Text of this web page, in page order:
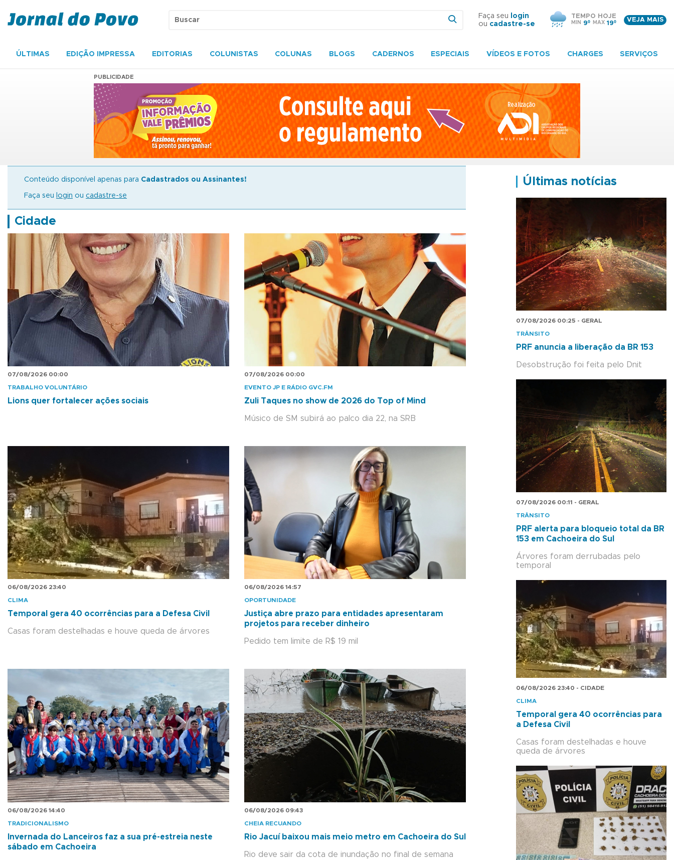
Faça seu
login
ou cadastre-se
TEMPO HOJE
MIN 9º MAX 19º
VEJA MAIS
ÚLTIMAS EDIÇÃO IMPRESSA EDITORIAS COLUNISTAS COLUNAS BLOGS CADERNOS ESPECIAIS VÍDEOS E FOTOS CHARGES SERVIÇOS
PUBLICIDADE
Conteúdo disponível apenas para Cadastrados ou Assinantes!
Faça seu login ou cadastre-se
Cidade
07/08/2026 00:00
TRABALHO VOLUNTÁRIO
Lions quer fortalecer ações sociais
07/08/2026 00:00
EVENTO JP E RÁDIO GVC.FM
Zuli Taques no show de 2026 do Top of Mind
Músico de SM subirá ao palco dia 22, na SRB
06/08/2026 23:40
CLIMA
Temporal gera 40 ocorrências para a Defesa Civil
Casas foram destelhadas e houve queda de árvores
06/08/2026 14:57
OPORTUNIDADE
Justiça abre prazo para entidades apresentaram
projetos para receber dinheiro
Pedido tem limite de R$ 19 mil
06/08/2026 14:40
TRADICIONALISMO
Invernada do Lanceiros faz a sua pré-estreia neste
sábado em Cachoeira
06/08/2026 09:43
CHEIA RECUANDO
Rio Jacuí baixou mais meio metro em Cachoeira do Sul
Rio deve sair da cota de inundação no final de semana
Últimas notícias
07/08/2026 00:25 - GERAL
TRÂNSITO
PRF anuncia a liberação da BR 153
Desobstrução foi feita pelo Dnit
07/08/2026 00:11 - GERAL
TRÂNSITO
PRF alerta para bloqueio total da BR
153 em Cachoeira do Sul
Árvores foram derrubadas pelo
temporal
06/08/2026 23:40 - CIDADE
CLIMA
Temporal gera 40 ocorrências para
a Defesa Civil
Casas foram destelhadas e houve
queda de árvores